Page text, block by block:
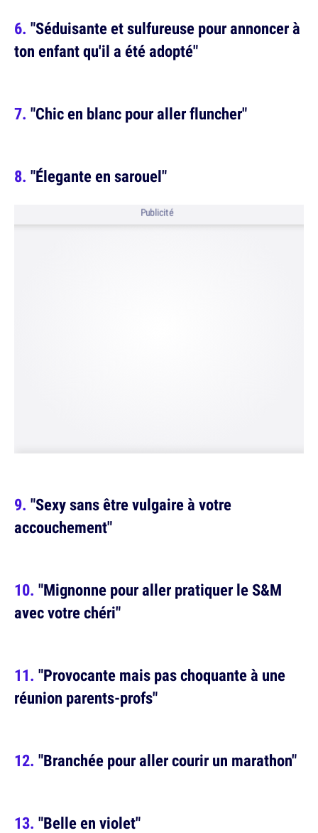
"Séduisante et sulfureuse pour annoncer à
ton enfant qu'il a été adopté"
"Chic en blanc pour aller fluncher"
"Élegante en sarouel"
Publicité
"Sexy sans être vulgaire à votre
accouchement"
"Mignonne pour aller pratiquer le S&M
avec votre chéri"
"Provocante mais pas choquante à une
réunion parents-profs"
"Branchée pour aller courir un marathon"
"Belle en violet"